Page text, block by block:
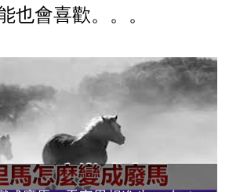
也會喜歡。。。